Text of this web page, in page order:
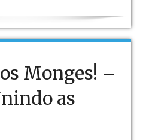
Monges! –
as